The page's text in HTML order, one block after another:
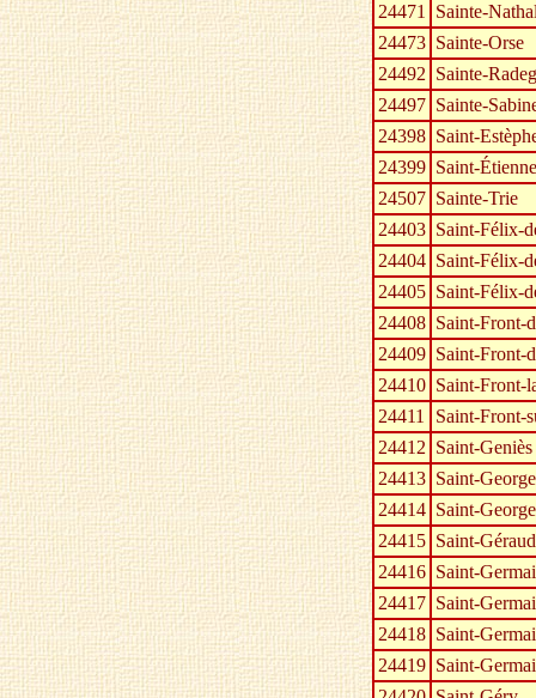
24471 Sainte-
24473 Sainte-Orse
24492 Sainte-
24497 Sainte-
24398 Saint-
24399 Saint-
24507 Sainte-Trie
24403 Saint-Félix-
24404 Saint-Félix-
24405 Saint-Félix-
24408 Saint-Front-
24409 Saint-Front-
24410 Saint-Front-
24411
Saint-Front-
24412 Saint-Geniès
24413 Saint-
24414 Saint-
24415 Saint-
24416 Saint-
24417 Saint-
24418 Saint-
24419 Saint-